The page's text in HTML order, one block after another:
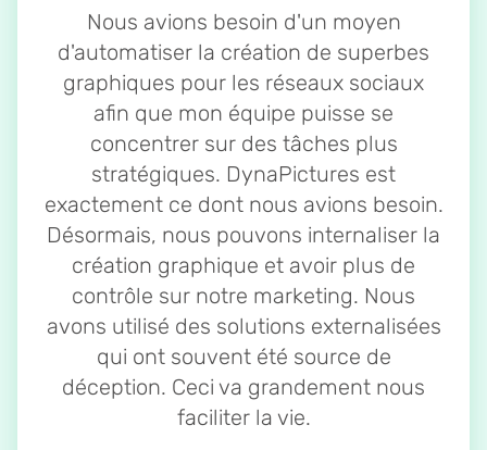
Nous avions besoin d'un moyen
d'automatiser la création de superbes
graphiques pour les réseaux sociaux
afin que mon équipe puisse se
concentrer sur des tâches plus
stratégiques. DynaPictures est
exactement ce dont nous avions besoin.
Désormais, nous pouvons internaliser la
création graphique et avoir plus de
contrôle sur notre marketing. Nous
avons utilisé des solutions externalisées
qui ont souvent été source de
déception. Ceci va grandement nous
faciliter la vie.